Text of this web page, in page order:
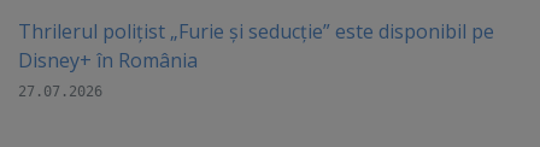
Thrilerul polițist „Furie și seducție” este disponibil pe
Disney+ în România
27.07.2026